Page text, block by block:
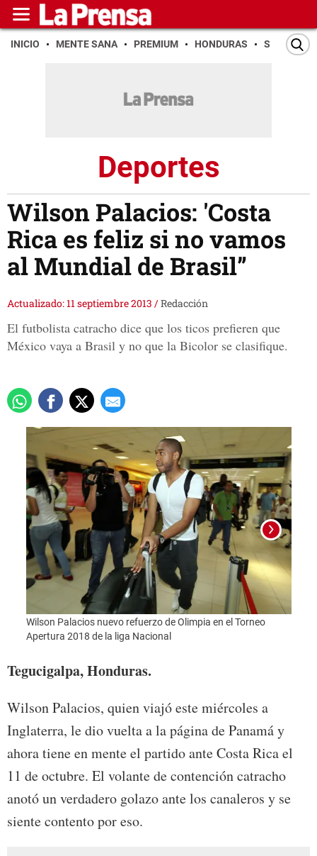
INICIO MENTE SANA PREMIUM HONDURAS SAN PEDRO
Deportes
Wilson Palacios: 'Costa
Rica es feliz si no vamos
al Mundial de Brasil”
Actualizado: 11 septiembre 2013 /Redacción
El futbolista catracho dice que los ticos prefieren que
México vaya a Brasil y no que la Bicolor se clasifique.
Wilson Palacios nuevo refuerzo de Olimpia en el Torneo
Apertura 2018 de la liga Nacional
Tegucigalpa, Honduras.
Wilson Palacios, quien viajó este miércoles a
Inglaterra, le dio vuelta a la página de Panamá y
ahora tiene en mente el partido ante Costa Rica el
11 de octubre. El volante de contención catracho
anotó un verdadero golazo ante los canaleros y se
siente contento por eso.